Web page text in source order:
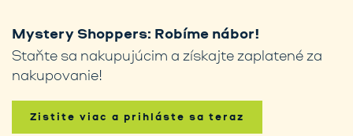
Mystery Shoppers: Robíme nábor!
Staňte sa nakupujúcim a získajte zaplatené za
nakupovanie!
Zistite viac a prihláste sa teraz